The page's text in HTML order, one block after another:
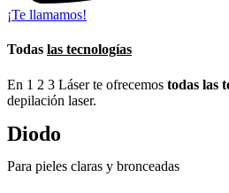
¡Te llamamos!
Todas las tecnologías
En 1 2 3 Láser te ofrecemos todas las
depilación laser.
Diodo
Para pieles claras y bronceadas